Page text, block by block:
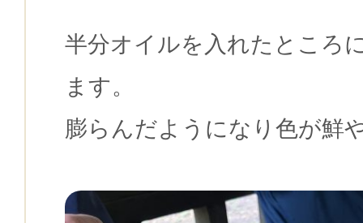
半分オイルを入れたところ
ます。
膨らんだようになり色が鮮